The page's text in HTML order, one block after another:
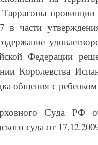
провинции
в части
Федерации
Королевства
общения с
Суда РФ
суда от